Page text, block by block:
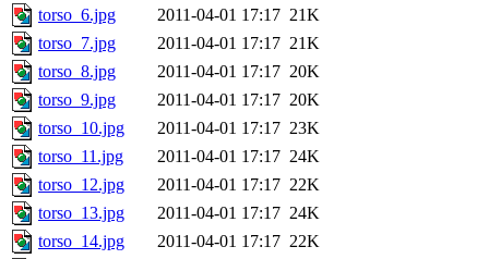
torso_6.jpg
2011-04-01 17:17 21K
torso_7.jpg
2011-04-01 17:17 21K
torso_8.jpg
2011-04-01 17:17 20K
torso_9.jpg
2011-04-01 17:17 20K
torso_10.jpg
2011-04-01 17:17 23K
torso_11.jpg
2011-04-01 17:17 24K
torso_12.jpg
2011-04-01 17:17 22K
torso_13.jpg
2011-04-01 17:17 24K
torso_14.jpg
2011-04-01 17:17 22K